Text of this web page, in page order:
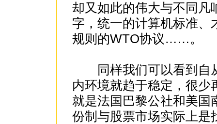
却又如此的伟大与不同凡
字，统一的计算机标准、
规则的WTO协议……。
同样我们可以看到自
内环境就趋于稳定，很
就是法国巴黎公社和美国
份制与股票市场实际上是